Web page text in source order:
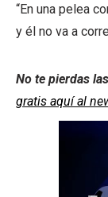
“En una pelea
y él no va a
No te pierdas
gratis aquí al